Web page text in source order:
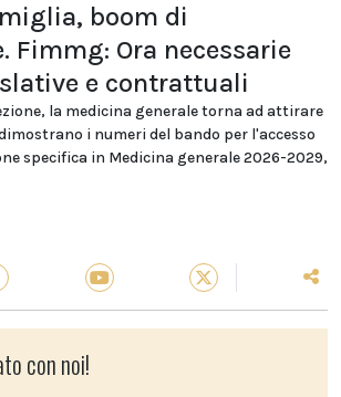
boom di
Fimmg: Ora necessarie
e contrattuali
la medicina generale torna ad attirare
i numeri del bando per l'accesso
specifica in Medicina generale 2026-2029,
con noi!